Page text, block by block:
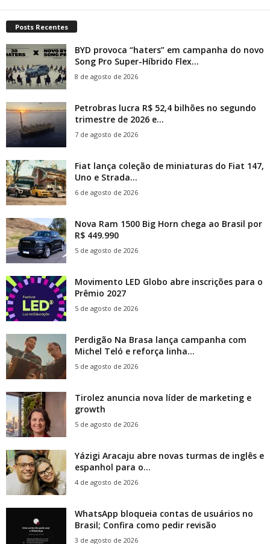
Posts Recentes
BYD provoca “haters” em campanha do novo
Song Pro Super-Híbrido Flex...
8 de agosto de 2026
Petrobras lucra R$ 52,4 bilhões no segundo
trimestre de 2026 e...
7 de agosto de 2026
Fiat lança coleção de miniaturas do Fiat 147,
Uno e Strada...
6 de agosto de 2026
Nova Ram 1500 Big Horn chega ao Brasil por
R$ 449.990
5 de agosto de 2026
Movimento LED Globo abre inscrições para o
Prêmio 2027
5 de agosto de 2026
Perdigão Na Brasa lança campanha com
Michel Teló e reforça linha...
5 de agosto de 2026
Tirolez anuncia nova líder de marketing e
growth
5 de agosto de 2026
Yázigi Aracaju abre novas turmas de inglês e
espanhol para o...
4 de agosto de 2026
WhatsApp bloqueia contas de usuários no
Brasil; Confira como pedir revisão
3 de agosto de 2026